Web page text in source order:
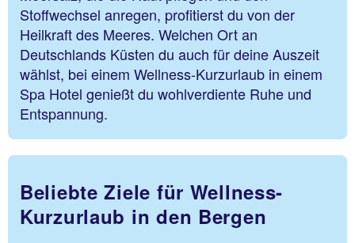
Stoffwechsel anregen, profitierst du von der
Heilkraft des Meeres. Welchen Ort an
Deutschlands Küsten du auch für deine Auszeit
wählst, bei einem Wellness-Kurzurlaub in einem
Spa Hotel genießt du wohlverdiente Ruhe und
Entspannung.
Beliebte Ziele für Wellness-
Kurzurlaub in den Bergen